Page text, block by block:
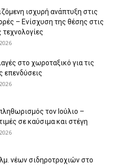
ισχυρή ανάπτυξη στις
– Ενίσχυση της θέσης στις
στο χωροταξικό για τις
επενδύσεις
τον Ιούλιο –
σε καύσιμα και στέγη
νέων σιδηροτροχιών στο